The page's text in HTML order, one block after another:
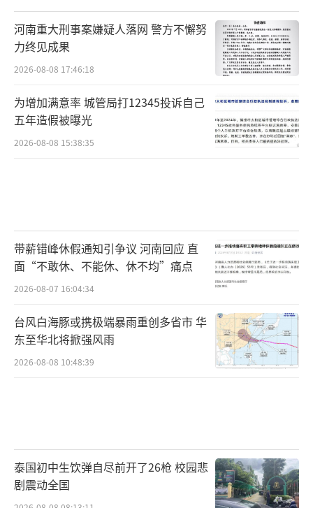
河南重大刑事案嫌疑人落网 警方不懈努
力终见成果
2026-08-08 17:46:18
为增加满意率 城管局打12345投诉自己
五年造假被曝光
2026-08-08 15:38:35
带薪错峰休假通知引争议 河南回应 直
面“不敢休、不能休、休不均”痛点
2026-08-07 16:04:34
台风白海豚或携极端暴雨重创多省市 华
东至华北将掀强风雨
2026-08-08 10:48:39
泰国初中生饮弹自尽前开了26枪 校园悲
剧震动全国